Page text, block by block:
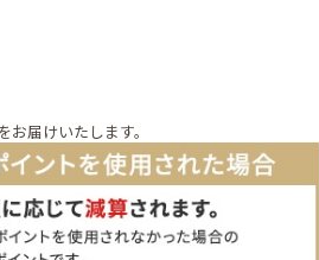
届けいたします。